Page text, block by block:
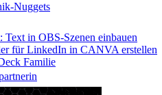
Nuggets
Text in OBS-Szenen einbauen
für LinkedIn in CANVA erstellen
Familie